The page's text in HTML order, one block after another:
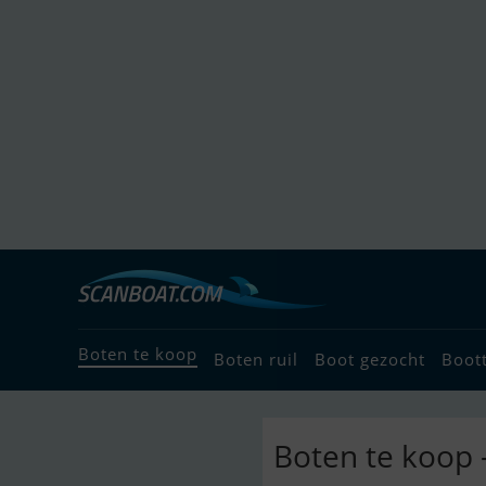
Boten te koop Boten ruil Boot gezocht
Boten te koop